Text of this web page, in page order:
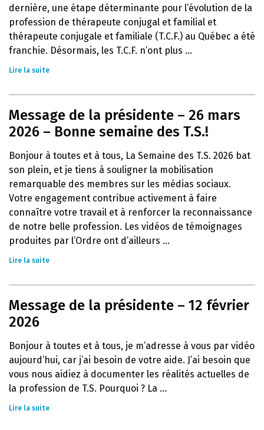
dernière, une étape déterminante pour l’évolution de la
profession de thérapeute conjugal et familial et
thérapeute conjugale et familiale (T.C.F.) au Québec a été
franchie. Désormais, les T.C.F. n’ont plus ...
Lire la suite
Message de la présidente – 26 mars
2026 – Bonne semaine des T.S.!
Bonjour à toutes et à tous, La Semaine des T.S. 2026 bat
son plein, et je tiens à souligner la mobilisation
remarquable des membres sur les médias sociaux.
Votre engagement contribue activement à faire
connaître votre travail et à renforcer la reconnaissance
de notre belle profession. Les vidéos de témoignages
produites par l’Ordre ont d’ailleurs ...
Lire la suite
Message de la présidente – 12 février
2026
Bonjour à toutes et à tous, je m’adresse à vous par vidéo
aujourd’hui, car j’ai besoin de votre aide. J’ai besoin que
vous nous aidiez à documenter les réalités actuelles de
la profession de T.S. Pourquoi ? La ...
Lire la suite